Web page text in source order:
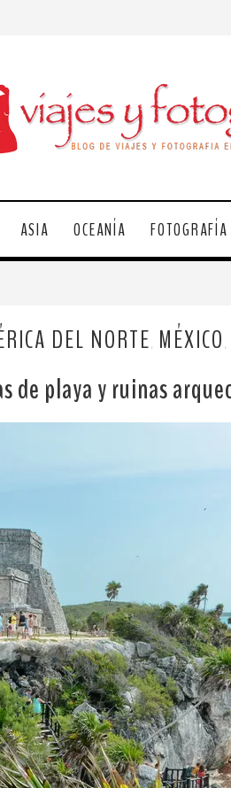
ASIA OCEANÍA FOTOGRAFÍA
DEL NORTE MÉXICO
de playa y ruinas